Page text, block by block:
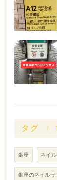
タグ
銀座 ネイ
銀座のネイルサ